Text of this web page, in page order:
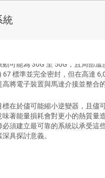
統
3
可能為 30G 至 50G，且局部
標準並完全密封，但在高達
將電子裝置與馬達介接並整合
在於儘可能縮小逆變器，且
著能量損耗會對更小的熱質
須建立最可靠的系統以承受
具探討意義。